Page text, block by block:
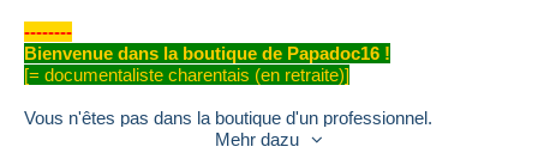
--------
Bienvenue dans la boutique de Papadoc16 !
[= documentaliste charentais (en retraite)]
Vous n'êtes pas dans la boutique d'un professionnel.
Mes descriptions sont aussi précises que possible et les
Mehr dazu